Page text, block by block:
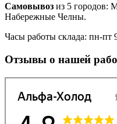
Самовывоз из 5 городов:
Набережные Челны.
Часы работы склада: пн-пт
Отзывы о нашей